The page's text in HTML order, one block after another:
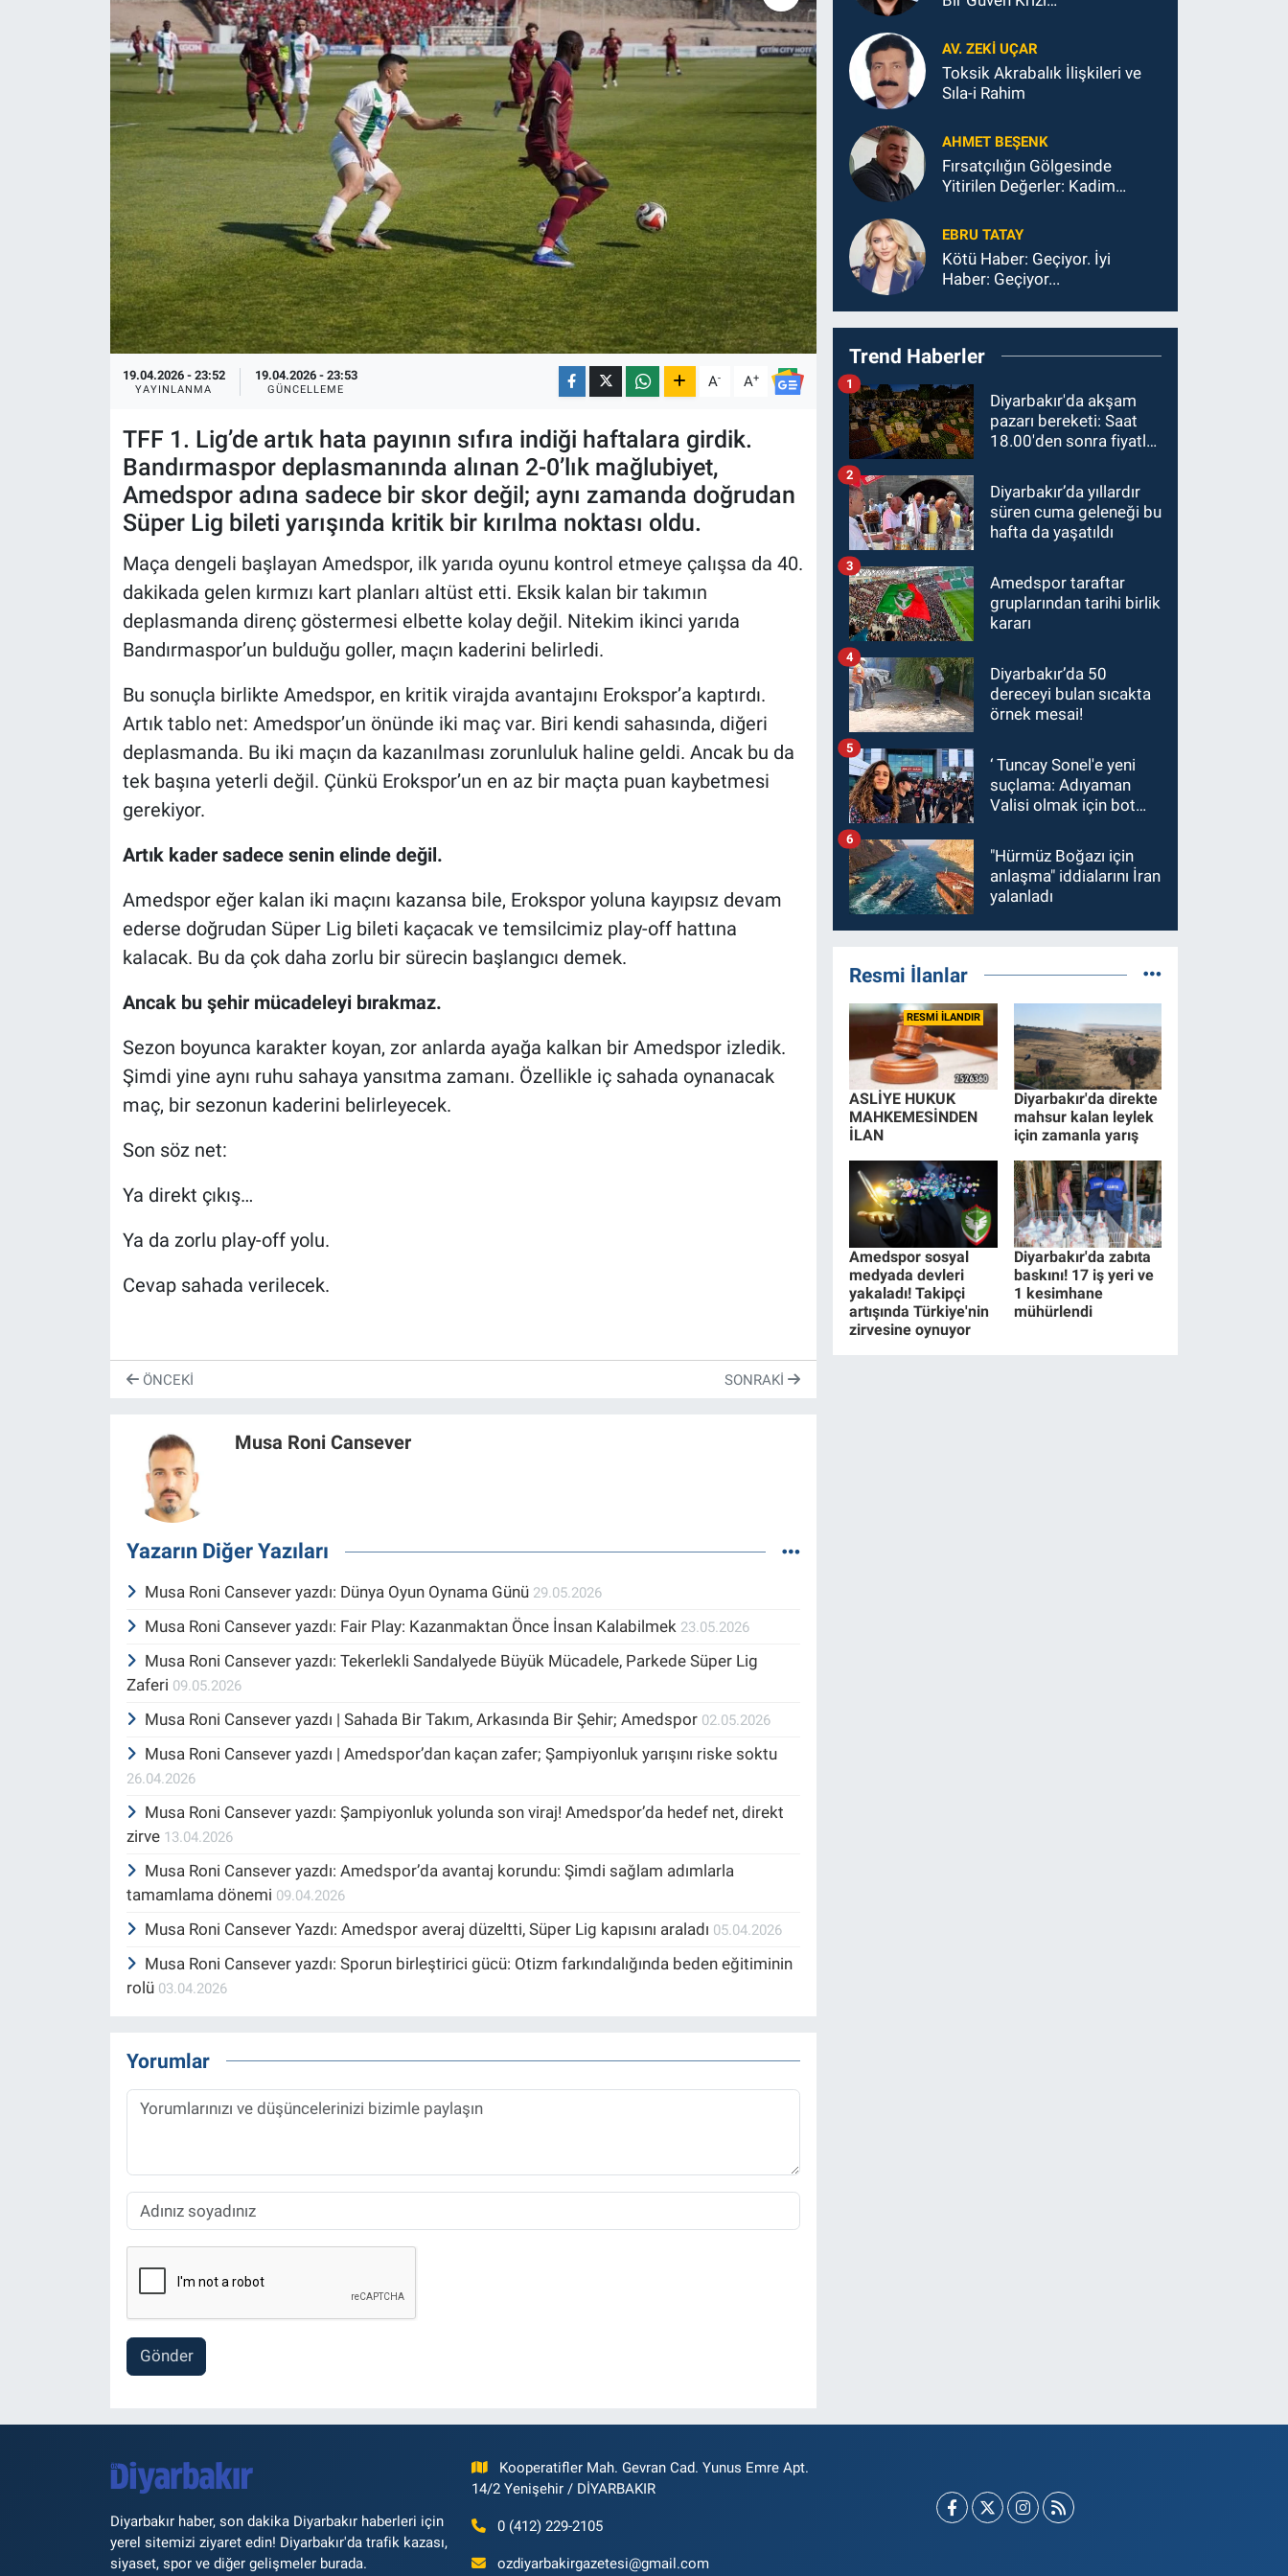
19.04.2026 - 23:52
YAYINLANMA
19.04.2026 - 23:53
GÜNCELLEME A- A+
TFF 1. Lig’de artık hata payının sıfıra indiği haftalara girdik.
Bandırmaspor deplasmanında alınan 2-0’lık mağlubiyet,
Amedspor adına sadece bir skor değil; aynı zamanda doğrudan
Süper Lig bileti yarışında kritik bir kırılma noktası oldu.
Maça dengeli başlayan Amedspor, ilk yarıda oyunu kontrol etmeye çalışsa da 40.
dakikada gelen kırmızı kart planları altüst etti. Eksik kalan bir takımın
deplasmanda direnç göstermesi elbette kolay değil. Nitekim ikinci yarıda
Bandırmaspor’un bulduğu goller, maçın kaderini belirledi.
Bu sonuçla birlikte Amedspor, en kritik virajda avantajını Erokspor’a kaptırdı.
Artık tablo net: Amedspor’un önünde iki maç var. Biri kendi sahasında, diğeri
deplasmanda. Bu iki maçın da kazanılması zorunluluk haline geldi. Ancak bu da
tek başına yeterli değil. Çünkü Erokspor’un en az bir maçta puan kaybetmesi
gerekiyor.
Artık kader sadece senin elinde değil.
Amedspor eğer kalan iki maçını kazansa bile, Erokspor yoluna kayıpsız devam
ederse doğrudan Süper Lig bileti kaçacak ve temsilcimiz play-off hattına
kalacak. Bu da çok daha zorlu bir sürecin başlangıcı demek.
Ancak bu şehir mücadeleyi bırakmaz.
Sezon boyunca karakter koyan, zor anlarda ayağa kalkan bir Amedspor izledik.
Şimdi yine aynı ruhu sahaya yansıtma zamanı. Özellikle iç sahada oynanacak
maç, bir sezonun kaderini belirleyecek.
Son söz net:
Ya direkt çıkış…
Ya da zorlu play-off yolu.
Cevap sahada verilecek.
ÖNCEKI SONRAKI
Musa Roni Cansever
Yazarın Diğer Yazıları
Musa Roni Cansever yazdı: Dünya Oyun Oynama Günü 29.05.2026
Musa Roni Cansever yazdı: Fair Play: Kazanmaktan Önce İnsan Kalabilmek 23.05.2026
Musa Roni Cansever yazdı: Tekerlekli Sandalyede Büyük Mücadele, Parkede Süper Lig
Zaferi 09.05.2026
Musa Roni Cansever yazdı | Sahada Bir Takım, Arkasında Bir Şehir; Amedspor 02.05.2026
Musa Roni Cansever yazdı | Amedspor’dan kaçan zafer; Şampiyonluk yarışını riske soktu
26.04.2026
Musa Roni Cansever yazdı: Şampiyonluk yolunda son viraj! Amedspor’da hedef net, direkt
zirve 13.04.2026
Musa Roni Cansever yazdı: Amedspor’da avantaj korundu: Şimdi sağlam adımlarla
tamamlama dönemi 09.04.2026
Musa Roni Cansever Yazdı: Amedspor averaj düzeltti, Süper Lig kapısını araladı 05.04.2026
Musa Roni Cansever yazdı: Sporun birleştirici gücü: Otizm farkındalığında beden eğitiminin
rolü 03.04.2026
Yorumlar
Gönder
AV. ZEKI UÇAR
Toksik Akrabalık İlişkileri ve
Sıla-i Rahim
AHMET BEŞENK
Fırsatçılığın Gölgesinde
Yitirilen Değerler: Kadim
Ahlakından Sapması
EBRU TATAY
Kötü Haber: Geçiyor. İyi
Haber: Geçiyor...
Trend Haberler
Diyarbakır'da akşam
pazarı bereketi: Saat
18.00'den sonra fiyatlar
1
Diyarbakır’da yıllardır
süren cuma geleneği bu
hafta da yaşatıldı
2
Amedspor taraftar
gruplarından tarihi birlik
kararı
3
Diyarbakır’da 50
dereceyi bulan sıcakta
örnek mesai!
4
‘ Tuncay Sonel'e yeni
suçlama: Adıyaman
Valisi olmak için bot
5
"Hürmüz Boğazı için
anlaşma" iddialarını İran
yalanladı
6
Resmi İlanlar
RESMİ İLANDIR
ASLİYE HUKUK
MAHKEMESİNDEN
İLAN
Diyarbakır'da direkte
mahsur kalan leylek
için zamanla yarış
Amedspor sosyal
medyada devleri
yakaladı! Takipçi
artışında Türkiye'nin
zirvesine oynuyor
Diyarbakır'da zabıta
baskını! 17 iş yeri ve
1 kesimhane
mühürlendi
Diyarbakır haber, son dakika Diyarbakır haberleri için
yerel sitemizi ziyaret edin! Diyarbakır'da trafik kazası,
siyaset, spor ve diğer gelişmeler burada.
Kooperatifler Mah. Gevran Cad. Yunus Emre Apt.
14/2 Yenişehir / DİYARBAKIR
0 (412) 229-2105
ozdiyarbakirgazetesi@gmail.com
EĞİTİM
POLİTİKA
TEKNOLOJİ